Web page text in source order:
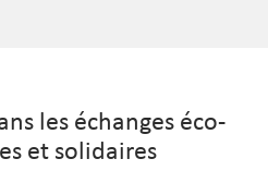
les échanges éco-
et solidaires